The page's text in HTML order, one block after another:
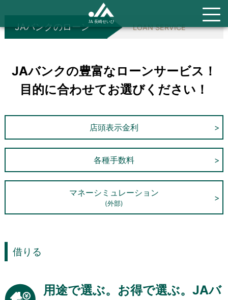
JAバンクのローン LOAN SERVICE
JAバンクの豊富なローンサービス！
目的に合わせてお選びください！
店頭表示金利
各種手数料
マネーシミュレーション
(外部)
借りる
用途で選ぶ。お得で選ぶ。JAバ